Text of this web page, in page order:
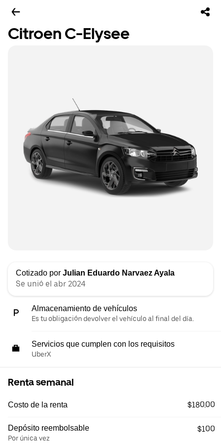
Citroen C-Elysee
Cotizado por Julian Eduardo Narvaez Ayala
Se unió el abr 2024
Almacenamiento de vehículos
Es tu obligación devolver el vehículo al final del día.
Servicios que cumplen con los requisitos
UberX
Renta semanal
Costo de la renta $180.00
Depósito reembolsable
Por única vez
$100